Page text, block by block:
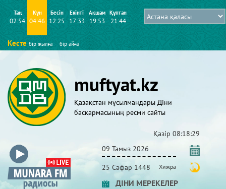
Таң
02:54
Күн
04:46
Бесін
12:25
Екінті
17:33
Ақшам
19:53
Құптан
21:44
Кесте бір жылға бір айға
muftyat.kz
Қазақстан мұсылмандары Діни
басқармасының ресми сайты
Қазір 08:18:29
09 Тамыз 2026
25 Сафар 1448 Хижра
ДІНИ МЕРЕКЕЛЕР